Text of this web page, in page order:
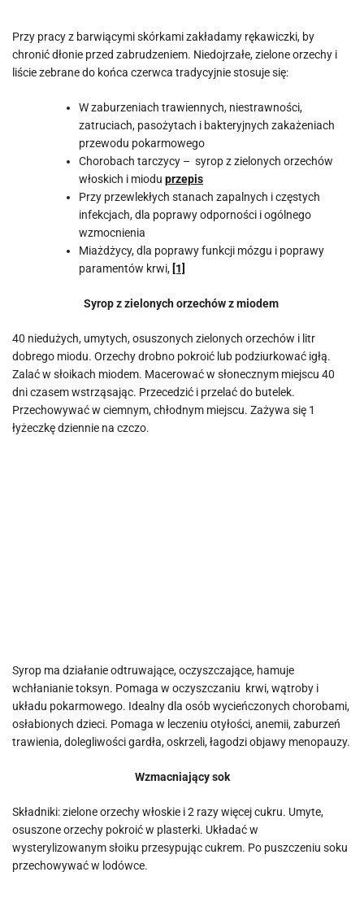
Przy pracy z barwiącymi skórkami zakładamy rękawiczki, by
chronić dłonie przed zabrudzeniem. Niedojrzałe, zielone orzechy i
liście zebrane do końca czerwca tradycyjnie stosuje się:
W zaburzeniach trawiennych, niestrawności,
zatruciach, pasożytach i bakteryjnych zakażeniach
przewodu pokarmowego
Chorobach tarczycy – syrop z zielonych orzechów
włoskich i miodu przepis
Przy przewlekłych stanach zapalnych i częstych
infekcjach, dla poprawy odporności i ogólnego
wzmocnienia
Miażdżycy, dla poprawy funkcji mózgu i poprawy
paramentów krwi, [1]
Syrop z zielonych orzechów z miodem
40 niedużych, umytych, osuszonych zielonych orzechów i litr
dobrego miodu. Orzechy drobno pokroić lub podziurkować igłą.
Zalać w słoikach miodem. Macerować w słonecznym miejscu 40
dni czasem wstrząsając. Przecedzić i przelać do butelek.
Przechowywać w ciemnym, chłodnym miejscu. Zażywa się 1
łyżeczkę dziennie na czczo.
Syrop ma działanie odtruwające, oczyszczające, hamuje
wchłanianie toksyn. Pomaga w oczyszczaniu krwi, wątroby i
układu pokarmowego. Idealny dla osób wycieńczonych chorobami,
osłabionych dzieci. Pomaga w leczeniu otyłości, anemii, zaburzeń
trawienia, dolegliwości gardła, oskrzeli, łagodzi objawy menopauzy.
Wzmacniający sok
Składniki: zielone orzechy włoskie i 2 razy więcej cukru. Umyte,
osuszone orzechy pokroić w plasterki. Układać w
wysterylizowanym słoiku przesypując cukrem. Po puszczeniu soku
przechowywać w lodówce.